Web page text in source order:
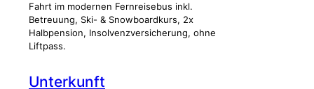
Fahrt im modernen Fernreisebus inkl.
Betreuung, Ski- & Snowboardkurs, 2x
Halbpension, Insolvenzversicherung, ohne
Liftpass.
Unterkunft